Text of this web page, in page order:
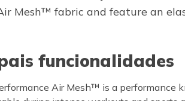
Mesh™ fabric and feature an
funcionalidades
Air Mesh™ is a performance